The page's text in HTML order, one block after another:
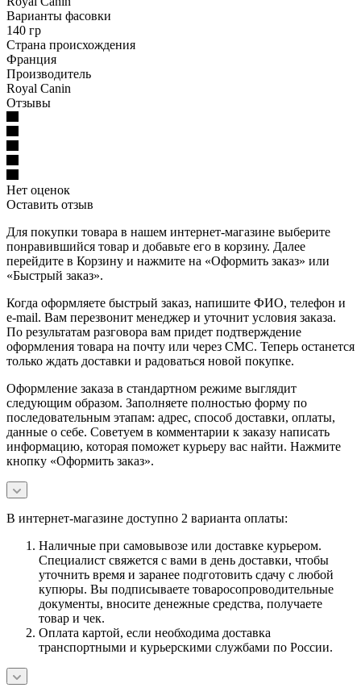
Варианты фасовки
140 гр
Страна происхождения
Франция
Производитель
Royal Canin
Отзывы
Нет оценок
Оставить отзыв
Для покупки товара в нашем интернет-магазине выберите
понравившийся товар и добавьте его в корзину. Далее
перейдите в Корзину и нажмите на «Оформить заказ» или
«Быстрый заказ».
Когда оформляете быстрый заказ, напишите ФИО, телефон и
e-mail. Вам перезвонит менеджер и уточнит условия заказа.
По результатам разговора вам придет подтверждение
оформления товара на почту или через СМС. Теперь останется
только ждать доставки и радоваться новой покупке.
Оформление заказа в стандартном режиме выглядит
следующим образом. Заполняете полностью форму по
последовательным этапам: адрес, способ доставки, оплаты,
данные о себе. Советуем в комментарии к заказу написать
информацию, которая поможет курьеру вас найти. Нажмите
кнопку «Оформить заказ».
В интернет-магазине доступно 2 варианта оплаты:
Наличные при самовывозе или доставке курьером.
Специалист свяжется с вами в день доставки, чтобы
уточнить время и заранее подготовить сдачу с любой
купюры. Вы подписываете товаросопроводительные
документы, вносите денежные средства, получаете
товар и чек.
Оплата картой, если необходима доставка
транспортными и курьерскими службами по России.